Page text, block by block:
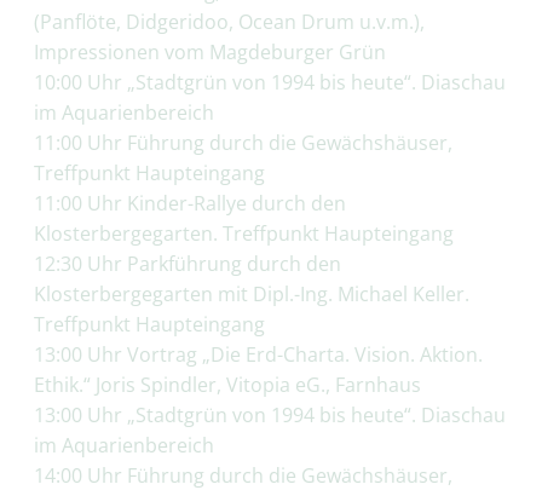
(Panflöte, Didgeridoo, Ocean Drum u.v.m.),
Impressionen vom Magdeburger Grün
10:00 Uhr „Stadtgrün von 1994 bis heute“. Diaschau
im Aquarienbereich
11:00 Uhr Führung durch die Gewächshäuser,
Treffpunkt Haupteingang
11:00 Uhr Kinder-Rallye durch den
Klosterbergegarten. Treffpunkt Haupteingang
12:30 Uhr Parkführung durch den
Klosterbergegarten mit Dipl.-Ing. Michael Keller.
Treffpunkt Haupteingang
13:00 Uhr Vortrag „Die Erd-Charta. Vision. Aktion.
Ethik.“ Joris Spindler, Vitopia eG., Farnhaus
13:00 Uhr „Stadtgrün von 1994 bis heute“. Diaschau
im Aquarienbereich
14:00 Uhr Führung durch die Gewächshäuser,